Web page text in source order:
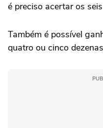
é preciso acertar os
Também é possível
quatro ou cinco